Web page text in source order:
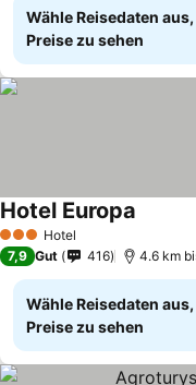
Wähle Reisedaten
Preise zu sehen
3 SterneHotel
Hotel Europa
7,9 Gut 416 4.6 km
Wähle Reisedaten
Preise zu sehen